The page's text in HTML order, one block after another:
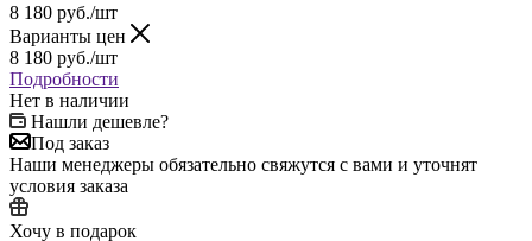
8 180 руб./шт
Варианты цен
8 180 руб./шт
Подробности
Нет в наличии
Нашли дешевле?
Под заказ
Наши менеджеры обязательно свяжутся с вами и уточнят
условия заказа
Хочу в подарок